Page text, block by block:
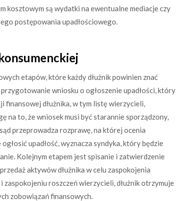
kosztowym są wydatki na ewentualne mediacje czy
postępowania upadłościowego.
etapów, które każdy dłużnik powinien znać
wniosku o ogłoszenie upadłości, który
finansowej dłużnika, w tym listę wierzycieli,
na to, że wniosek musi być starannie sporządzony,
przeprowadza rozprawę, na której ocenia
upadłość, wyznacza syndyka, który będzie
Kolejnym etapem jest spisanie i zatwierdzenie
aktywów dłużnika w celu zaspokojenia
roszczeń wierzycieli, dłużnik otrzymuje
zobowiązań finansowych.